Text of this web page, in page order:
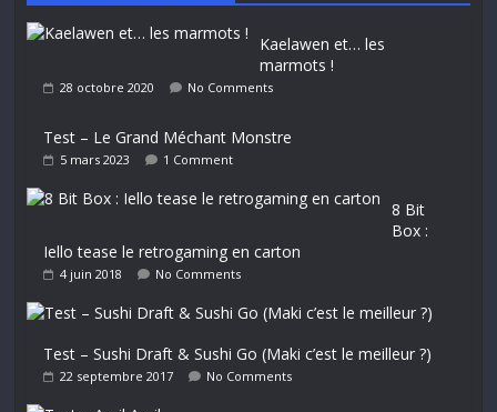
Kaelawen et… les
marmots !
28 octobre 2020 No Comments
Test – Le Grand Méchant Monstre
5 mars 2023 1 Comment
8 Bit
Box :
Iello tease le retrogaming en carton
4 juin 2018 No Comments
Test – Sushi Draft & Sushi Go (Maki c’est le meilleur ?)
22 septembre 2017 No Comments